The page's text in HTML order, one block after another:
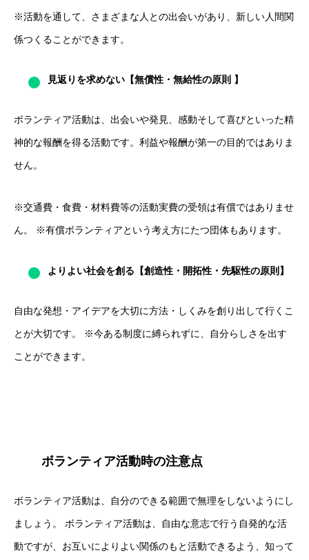
※活動を通して、さまざまな人との出会いがあり、新しい人間関
係つくることができます。
見返りを求めない【無償性・無給性の原則 】
ボランティア活動は、出会いや発見、感動そして喜びといった精
神的な報酬を得る活動です。利益や報酬が第一の目的ではありま
せん。
※交通費・食費・材料費等の活動実費の受領は有償ではありませ
ん。 ※有償ボランティアという考え方にたつ団体もあります。
よりよい社会を創る【創造性・開拓性・先駆性の原則】
自由な発想・アイデアを大切に方法・しくみを創り出して行くこ
とが大切です。 ※今ある制度に縛られずに、自分らしさを出す
ことができます。
ボランティア活動時の注意点
ボランティア活動は、自分のできる範囲で無理をしないようにし
ましょう。 ボランティア活動は、自由な意志で行う自発的な活
動ですが、お互いによりよい関係のもと活動できるよう、知って